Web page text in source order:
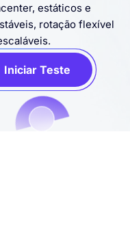
estáticos e
rotação flexível
Iniciar Teste